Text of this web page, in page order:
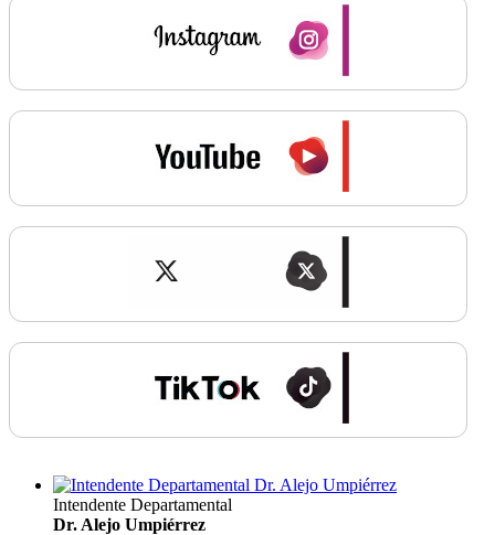
Intendente Departamental
Dr. Alejo Umpiérrez